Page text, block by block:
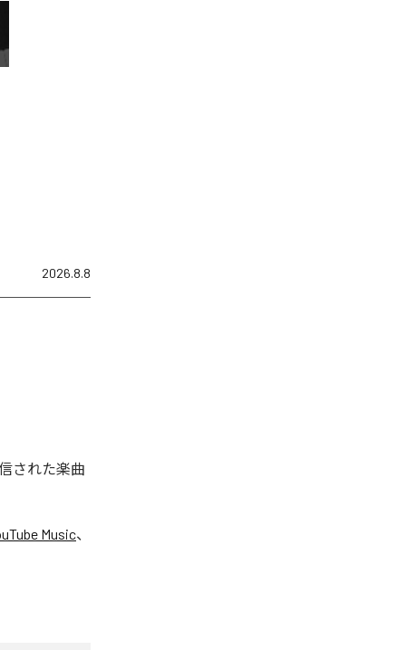
2026.8.8
された楽曲
Music、